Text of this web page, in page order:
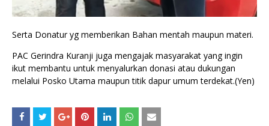
Serta Donatur yg memberikan Bahan mentah maupun materi.
PAC Gerindra Kuranji juga mengajak masyarakat yang ingin
ikut membantu untuk menyalurkan donasi atau dukungan
melalui Posko Utama maupun titik dapur umum terdekat.(Yen)